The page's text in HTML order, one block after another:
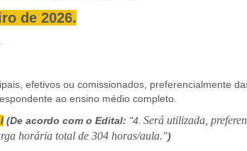
de 2026.
efetivos ou comissionados, preferencialmente
ao ensino médio completo.
(De acordo com o Edital: "4 Será utilizada,
horária total de 304 horas/aula.")